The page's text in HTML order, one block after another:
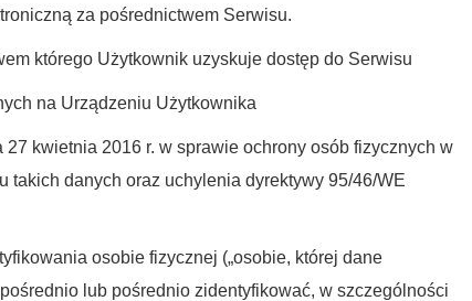
za pośrednictwem Serwisu.
którego Użytkownik uzyskuje dostęp do Serwisu
na Urządzeniu Użytkownika
kwietnia 2016 r. w sprawie ochrony osób fizycznych w
takich danych oraz uchylenia dyrektywy 95/46/WE
osobie fizycznej („osobie, której dane
lub pośrednio zidentyfikować, w szczególności